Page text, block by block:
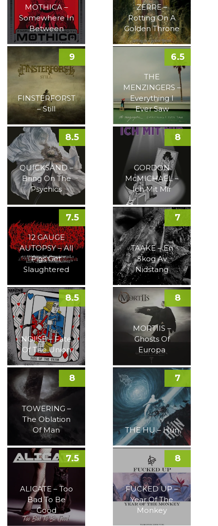
MOTHICA –
Somewhere In
Between
ZERRE –
Rotting On A
Golden Throne
FINSTERFORST
– Still
9
THE
MENZINGERS –
Everything I
Ever Saw
6.5
QUICKSAND –
Bring On The
Psychics
8.5
GORDON
McMICHAEL –
Ich Mit Mir
8
12 GAUGE
AUTOPSY – All
Pigs Get
Slaughtered
7.5
TAAKE – En
Skog Av
Nidstang
7
NOI!SE – Fate
Of The Union
8.5
MORTIIS –
Ghosts Of
Europa
8
TOWERING –
The Oblation
Of Man
8
THE HU – Hun
7
ALICATE – Too
Bad To Be
Good
7.5
FUCKED UP –
Year Of The
Monkey
8